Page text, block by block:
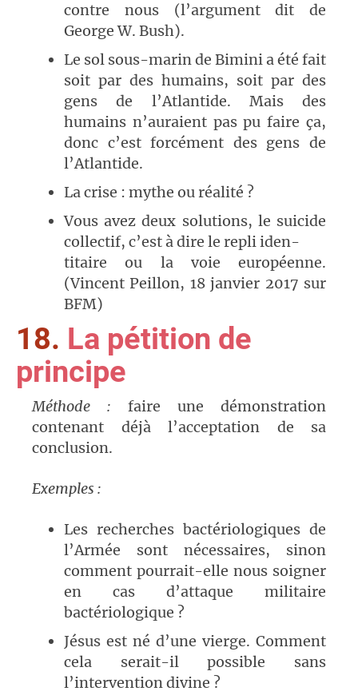
contre nous (l’argument dit de
George W. Bush).
Le sol sous-marin de Bimini a été fait
soit par des humains, soit par des
gens de l’Atlantide. Mais des
humains n’auraient pas pu faire ça,
donc c’est forcément des gens de
l’Atlantide.
La crise : mythe ou réalité ?
Vous avez deux solutions, le suicide
collectif, c’est à dire le repli iden-
titaire ou la voie européenne.
(Vincent Peillon, 18 janvier 2017 sur
BFM)
18. La pétition de
principe
Méthode : faire une démonstration
contenant déjà l’acceptation de sa
conclusion.
Exemples :
Les recherches bactériologiques de
l’Armée sont nécessaires, sinon
comment pourrait-elle nous soigner
en cas d’attaque militaire
bactériologique ?
Jésus est né d’une vierge. Comment
cela serait-il possible sans
l’intervention divine ?